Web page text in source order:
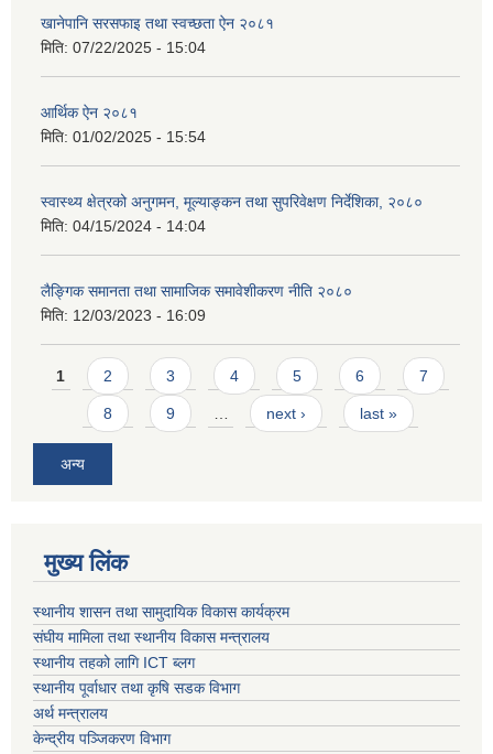
खानेपानि सरसफाइ तथा स्वच्छता ऐन २०८१
मिति: 07/22/2025 - 15:04
आर्थिक ऐन २०८१
मिति: 01/02/2025 - 15:54
स्वास्थ्य क्षेत्रको अनुगमन, मूल्याङ्कन तथा सुपरिवेक्षण निर्देशिका, २०८०
मिति: 04/15/2024 - 14:04
लैङ्गिक समानता तथा सामाजिक समावेशीकरण नीति २०८०
मिति: 12/03/2023 - 16:09
Pages
1 2 3 4 5 6 7
8 9 next › last »
अन्य
मुख्य लिंक
स्थानीय शासन तथा सामुदायिक विकास कार्यक्रम
संघीय मामिला तथा स्थानीय विकास मन्त्रालय
स्थानीय तहको लागि ICT ब्लग
स्थानीय पूर्वाधार तथा कृषि सडक विभाग
अर्थ मन्त्रालय
केन्द्रीय पञ्जिकरण विभाग